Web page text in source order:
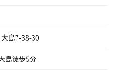
島7-38-30
島徒歩5分